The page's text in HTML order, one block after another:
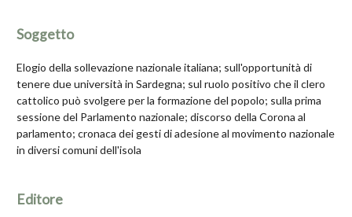
Soggetto
Elogio della sollevazione nazionale italiana; sull'opportunità di
tenere due università in Sardegna; sul ruolo positivo che il clero
cattolico può svolgere per la formazione del popolo; sulla prima
sessione del Parlamento nazionale; discorso della Corona al
parlamento; cronaca dei gesti di adesione al movimento nazionale
in diversi comuni dell'isola
Editore